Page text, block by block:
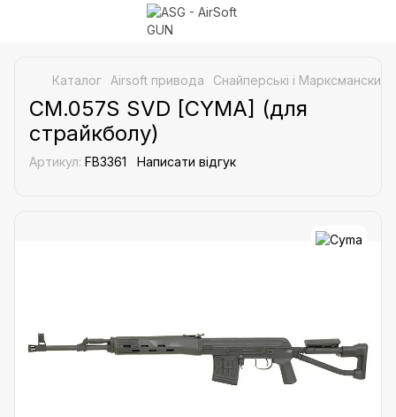
Каталог Airsoft привода Снайперські і Марксманские
CM.057S SVD [CYMA] (для
страйкболу)
Артикул: FB3361 Написати відгук